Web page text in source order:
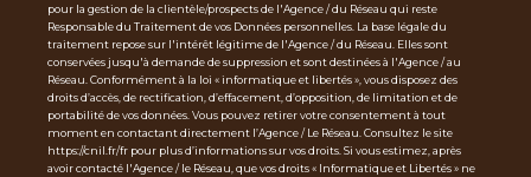
pour la gestion de la clientèle/prospects de l'Agence / du Réseau qui reste
Responsable du Traitement de vos Données personnelles. La base légale du
traitement repose sur l'intérêt légitime de l'Agence / du Réseau. Elles sont
conservées jusqu'à demande de suppression et sont destinées à l'Agence / au
Réseau. Conformément à la loi « informatique et libertés », vous disposez des
droits d’accès, de rectification, d’effacement, d’opposition, de limitation et de
portabilité de vos données. Vous pouvez retirer votre consentement à tout
moment en contactant directement l’Agence / Le Réseau. Consultez le site
https://cnil.fr/fr pour plus d’informations sur vos droits. Si vous estimez, après
avoir contacté l'Agence / le Réseau, que vos droits « Informatique et Libertés » ne